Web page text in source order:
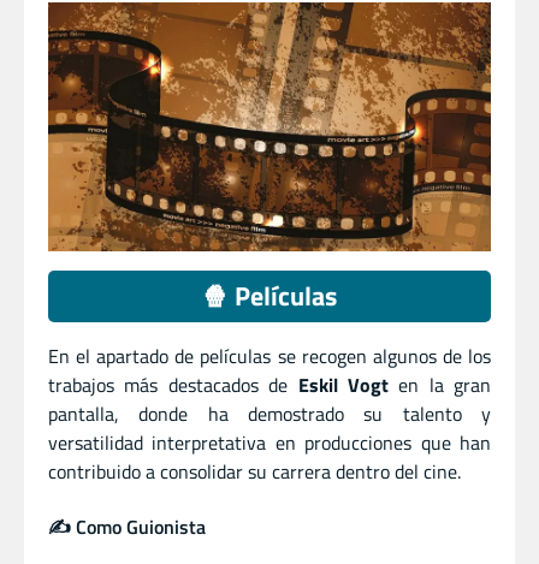
🍿 Películas
En el apartado de películas se recogen algunos de los
trabajos más destacados de Eskil Vogten la gran
pantalla, donde ha demostrado su talento y
versatilidad interpretativa en producciones que han
contribuido a consolidar su carrera dentro del cine.
✍️ Como Guionista